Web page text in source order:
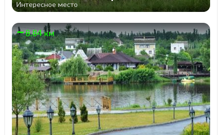
Интересное место
8.84 км